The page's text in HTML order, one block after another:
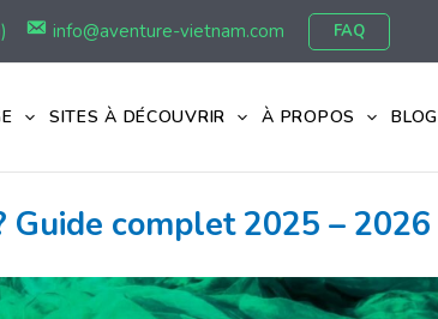
info@aventure-vietnam.com FAQ
SITES À DÉCOUVRIR À PROPOS BLOG
Guide complet 2025 – 2026